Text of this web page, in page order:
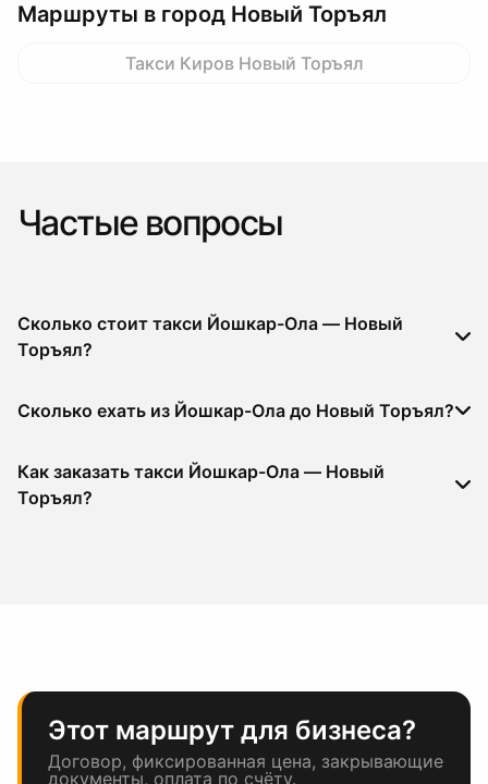
Маршруты в город Новый Торъял
Такси Киров Новый Торъял
Частые вопросы
Сколько стоит такси Йошкар-Ола — Новый
Торъял?
Сколько ехать из Йошкар-Ола до Новый Торъял?
Как заказать такси Йошкар-Ола — Новый
Торъял?
Этот маршрут для бизнеса?
Договор, фиксированная цена, закрывающие
документы, оплата по счёту.